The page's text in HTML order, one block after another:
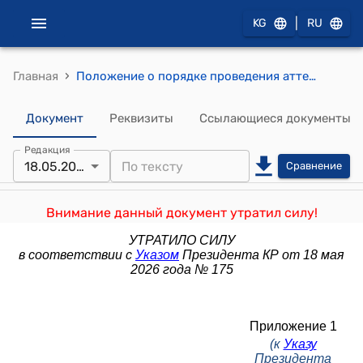
KG RU
Главная › Положение о порядке проведения аттестации государственных гражданских служащих и муниципальных служащих Кыргызской Республики (к Указу Президента КР от 31 мая 2022 года № 169)
Документ Реквизиты Ссылающиеся документы
Редакция
18.05.2026 Сравнение
Внимание данный документ утратил силу!